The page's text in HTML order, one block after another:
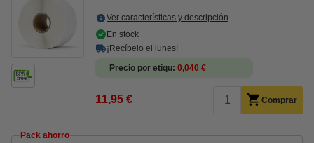
Ver características y descripción
En stock
¡Recíbelo el lunes!
Precio por etiqu 0,040 €
11,95 € Comprar
Pack ahorro